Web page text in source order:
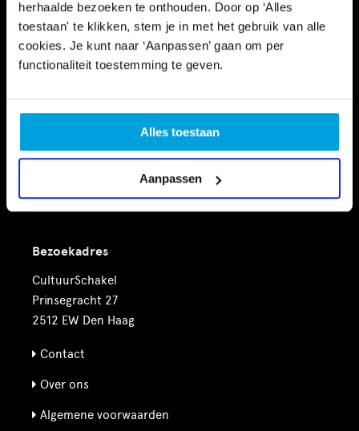
herhaalde bezoeken te onthouden. Door op ‘Alles
toestaan' te klikken, stem je in met het gebruik van alle
cookies. Je kunt naar ‘Aanpassen’ gaan om per
functionaliteit toestemming te geven.
Alles toestaan
Aanpassen
Kennisbank
Schooltijd
Nieuws
Bezoekadres
CultuurSchakel
Prinsegracht 27
2512 EW Den Haag
Contact
Over ons
Algemene voorwaarden